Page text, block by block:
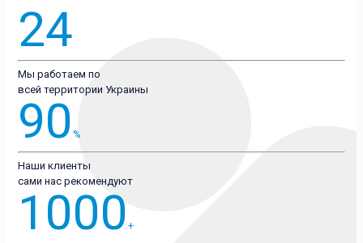
24
Мы работаем по
всей территории Украины
90 %
Наши клиенты
сами нас рекомендуют
1000 +